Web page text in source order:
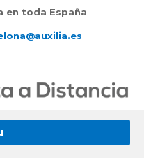
en toda España